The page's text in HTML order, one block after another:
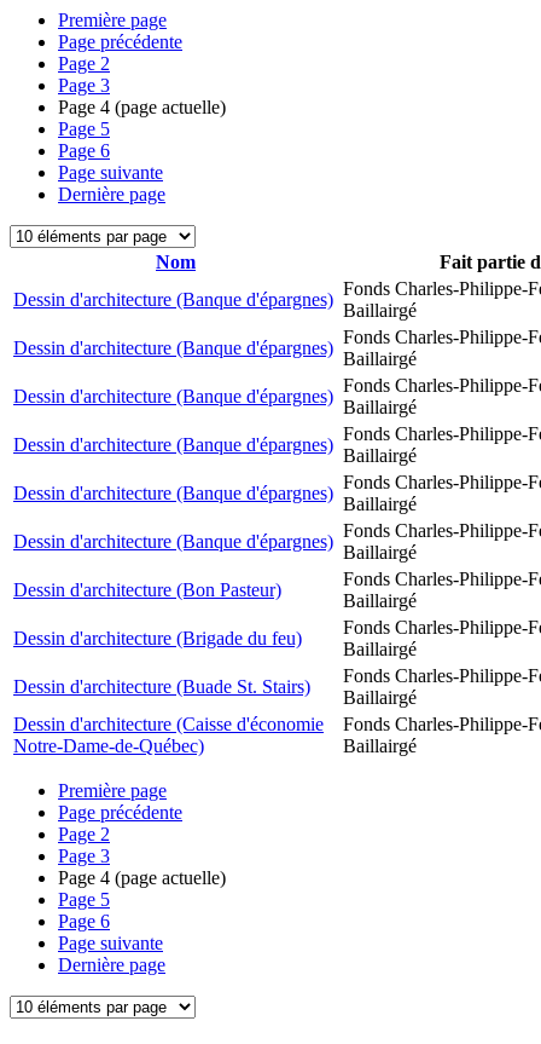
Première page
Page précédente
Page 2
Page 3
Page 4 (page actuelle)
Page 5
Page 6
Page suivante
Dernière page
Nom
Fait partie
Dessin d'architecture (Banque d'épargnes)
Fonds Charles-Philippe-
Baillairgé
Dessin d'architecture (Banque d'épargnes)
Fonds Charles-Philippe-
Baillairgé
Dessin d'architecture (Banque d'épargnes)
Fonds Charles-Philippe-
Baillairgé
Dessin d'architecture (Banque d'épargnes)
Fonds Charles-Philippe-
Baillairgé
Dessin d'architecture (Banque d'épargnes)
Fonds Charles-Philippe-
Baillairgé
Dessin d'architecture (Banque d'épargnes)
Fonds Charles-Philippe-
Baillairgé
Dessin d'architecture (Bon Pasteur)
Fonds Charles-Philippe-
Baillairgé
Dessin d'architecture (Brigade du feu)
Fonds Charles-Philippe-
Baillairgé
Dessin d'architecture (Buade St. Stairs)
Fonds Charles-Philippe-
Baillairgé
Dessin d'architecture (Caisse d'économie
Notre-Dame-de-Québec)
Fonds Charles-Philippe-
Baillairgé
Première page
Page précédente
Page 2
Page 3
Page 4 (page actuelle)
Page 5
Page 6
Page suivante
Dernière page